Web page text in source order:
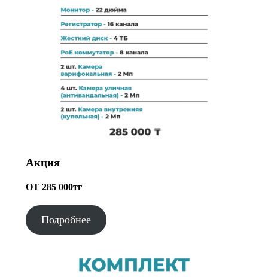
Акция
ОТ 285 000тг
Подробнее